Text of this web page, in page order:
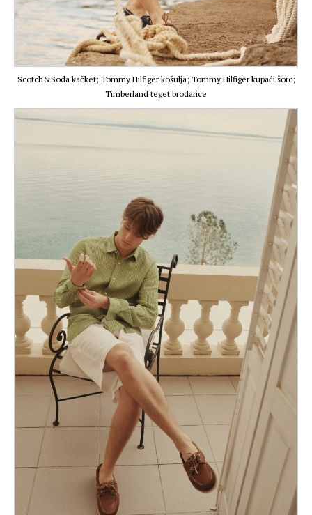
Scotch&Soda kačket; Tommy Hilfiger košulja; Tommy Hilfiger kupaći šorc;
Timberland teget brodarice